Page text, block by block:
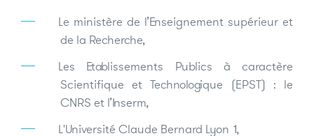
Le ministère de l’Enseignement supérieur et
de la Recherche,
Les Etablissements Publics à caractère
Scientifique et Technologique (EPST) : le
CNRS et l’Inserm,
L'Université Claude Bernard Lyon 1,